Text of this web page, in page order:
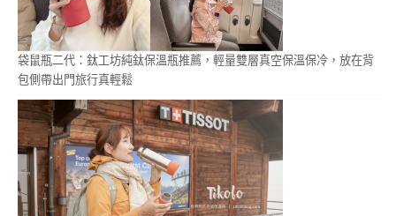
袋鼠瓶二代：鈦工坊純鈦保溫瓶推薦，輕量雙層真空保溫保冷，放在背
包側帶出門旅行真輕鬆